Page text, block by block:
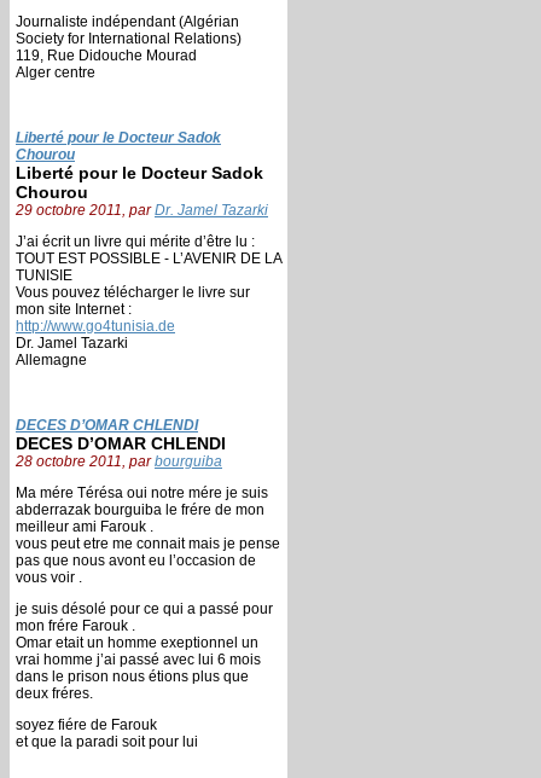
Journaliste indépendant (Algérian
Society for International Relations)
119, Rue Didouche Mourad
Alger centre
Liberté pour le Docteur Sadok
Chourou
Liberté pour le Docteur Sadok
Chourou
29 octobre 2011, parDr. Jamel Tazarki
J’ai écrit un livre qui mérite d’être lu :
TOUT EST POSSIBLE - L’AVENIR DE LA
TUNISIE
Vous pouvez télécharger le livre sur
mon site Internet :
http://www.go4tunisia.de
Dr. Jamel Tazarki
Allemagne
DECES D’OMAR CHLENDI
DECES D’OMAR CHLENDI
28 octobre 2011, parbourguiba
Ma mére Térésa oui notre mére je suis
abderrazak bourguiba le frére de mon
meilleur ami Farouk .
vous peut etre me connait mais je pense
pas que nous avont eu l’occasion de
vous voir .
je suis désolé pour ce qui a passé pour
mon frére Farouk .
Omar etait un homme exeptionnel un
vrai homme j’ai passé avec lui 6 mois
dans le prison nous étions plus que
deux fréres.
soyez fiére de Farouk
et que la paradi soit pour lui